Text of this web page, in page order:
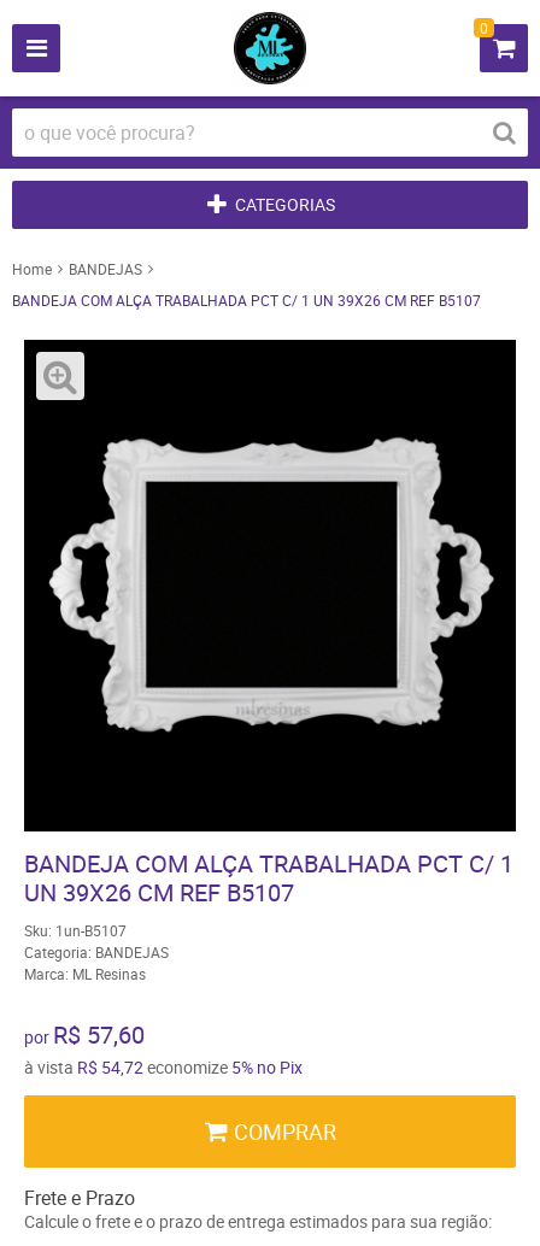
0
CATEGORIAS
Home
BANDEJAS
BANDEJA COM ALÇA TRABALHADA PCT C/ 1 UN 39X26 CM REF B5107
BANDEJA COM ALÇA TRABALHADA PCT C/ 1
UN 39X26 CM REF B5107
Sku: 1un-B5107
Categoria: BANDEJAS
Marca: ML Resinas
por R$ 57,60
à vista R$ 54,72economize 5% no Pix
COMPRAR
Frete e Prazo
Calcule o frete e o prazo de entrega estimados para sua região: